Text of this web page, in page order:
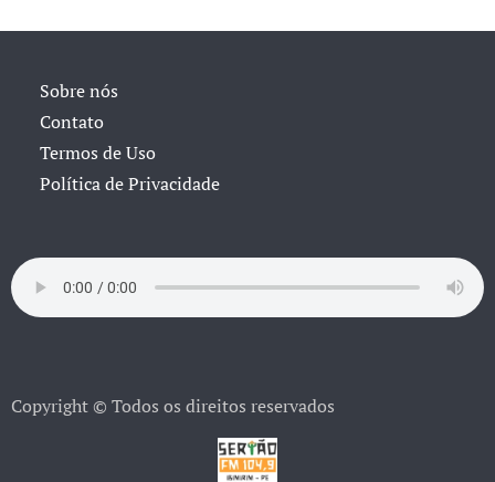
Sobre nós
Contato
Termos de Uso
Política de Privacidade
Copyright © Todos os direitos reservados